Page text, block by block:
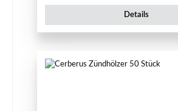
Details